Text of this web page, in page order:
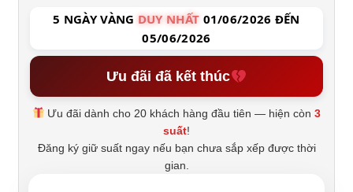
5 NGÀY VÀNG DUY NHẤT 01/06/2026 ĐẾN
05/06/2026
Ưu đãi đã kết thúc
Ưu đãi dành cho 20 khách hàng đầu tiên — hiện còn3
suất!
Đăng ký giữ suất ngay nếu bạn chưa sắp xếp được thời
gian.